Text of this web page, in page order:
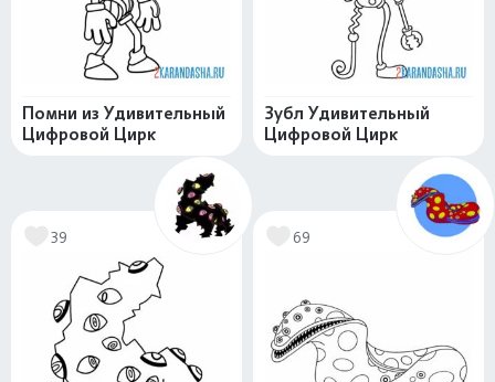
Помни из Удивительный
Цифровой Цирк
Зубл Удивительный
Цифровой Цирк
39 69